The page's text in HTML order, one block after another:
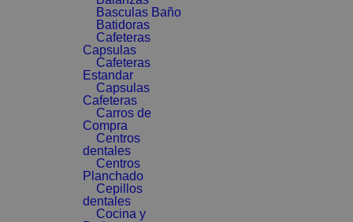
Basculas Baño
Batidoras
Cafeteras
Capsulas
Cafeteras
Estandar
Capsulas
Cafeteras
Carros de
Compra
Centros
dentales
Centros
Planchado
Cepillos
dentales
Cocina y